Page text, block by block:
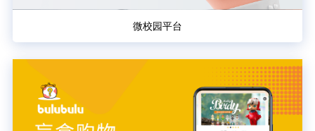
微校园平台